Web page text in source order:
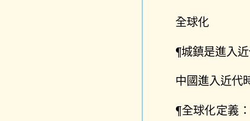
全球化
¶城鎮是進入
中國進入近代
¶全球化定義